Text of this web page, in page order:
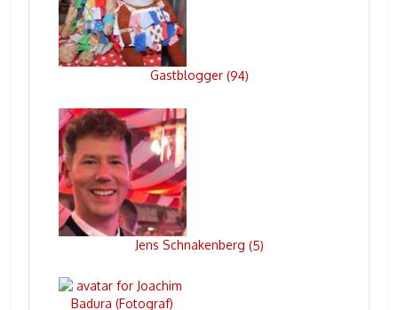
Gastblogger (94)
Jens Schnakenberg (5)